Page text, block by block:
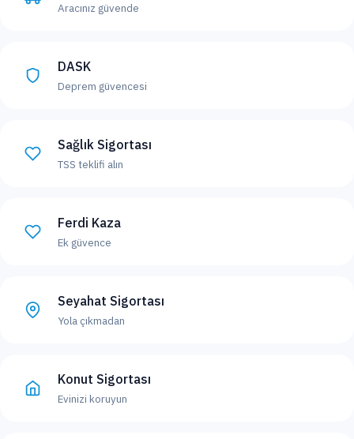
Aracınız güvende
DASK
Deprem güvencesi
Sağlık Sigortası
TSS teklifi alın
Ferdi Kaza
Ek güvence
Seyahat Sigortası
Yola çıkmadan
Konut Sigortası
Evinizi koruyun